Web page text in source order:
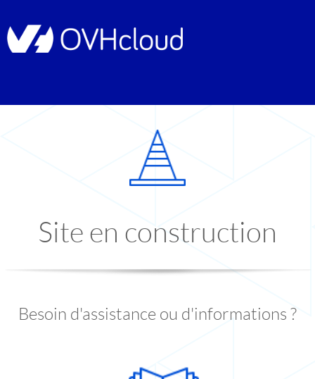
Site en construction
Besoin d'assistance ou d'informations ?